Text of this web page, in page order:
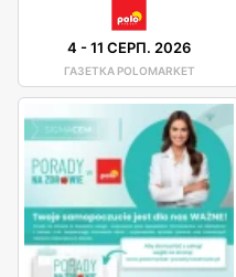
4 -11 СЕРП. 2026
ГАЗЕТКА POLOMARKET